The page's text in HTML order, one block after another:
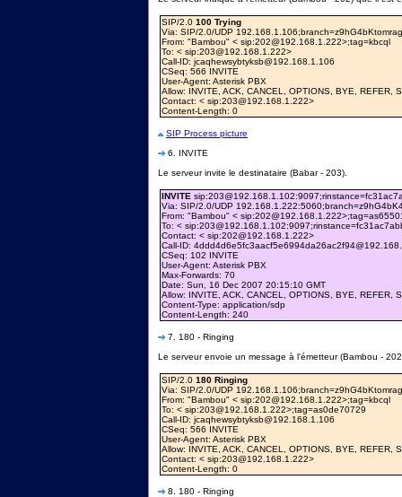
SIP/2.0 100 Trying
Via: SIP/2.0/UDP
From: "Bambou" < sip:202@192.168.1.222>;tag=kbcql
To: < sip:203@192.168.1.222>
Call-ID: jcaqhewsybtyksb@192.168.1.106
CSeq: 566 INVITE
User-Agent: Asterisk PBX
Allow: INVITE, ACK, CANCEL, OPTIONS, BYE, REFER,
Contact: < sip:203@192.168.1.222>
Content-Length: 0
SIP Process picture
6. INVITE
Le serveur invite le destinataire (Babar - 203).
INVITE
Via: SIP/2.0/UDP
From: "Bambou" <
To: <
Contact: < sip:202@192.168.1.222>
Call-ID:
CSeq: 102 INVITE
User-Agent: Asterisk PBX
Max-Forwards: 70
Date: Sun, 16 Dec 2007 20:15:10 GMT
Allow: INVITE, ACK, CANCEL, OPTIONS, BYE, REFER,
Content-Type: application/sdp
Content-Length: 240
7. 180 - Ringing
Le serveur envoie un message à l'émetteur (Bambou -
SIP/2.0 180 Ringing
Via: SIP/2.0/UDP
From: "Bambou" < sip:202@192.168.1.222>;tag=kbcql
To: < sip:203@192.168.1.222>;tag=as0de70729
Call-ID: jcaqhewsybtyksb@192.168.1.106
CSeq: 566 INVITE
User-Agent: Asterisk PBX
Allow: INVITE, ACK, CANCEL, OPTIONS, BYE, REFER,
Contact: < sip:203@192.168.1.222>
Content-Length: 0
8. 180 - Ringing